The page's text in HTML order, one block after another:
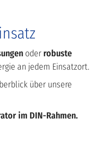
oder robuste
an jedem Einsatzort.
über unsere
im DIN-Rahmen.